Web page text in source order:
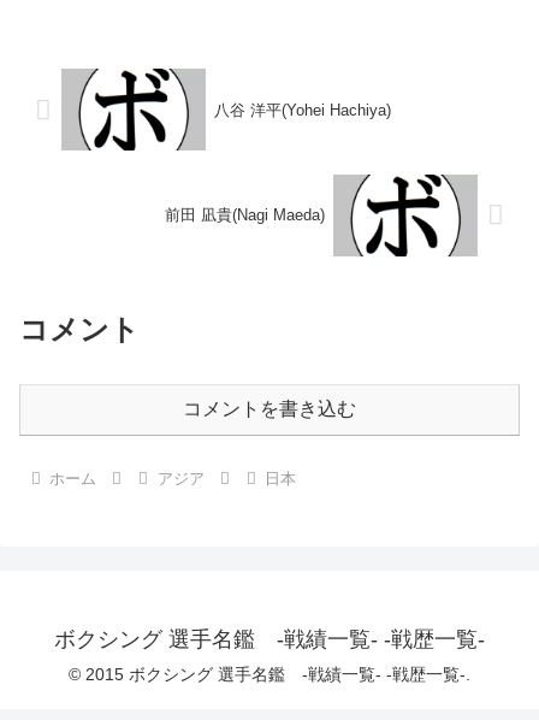
八谷 洋平(Yohei Hachiya)
前田 凪貴(Nagi Maeda)
コメント
コメントを書き込む
ホーム アジア 日本
ボクシング 選手名鑑 -戦績一覧- -戦歴一覧-
© 2015 ボクシング 選手名鑑 -戦績一覧- -戦歴一覧-.